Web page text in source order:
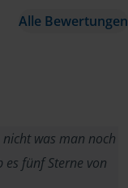
Alle Bewertungen
was man noch
es fünf Sterne von